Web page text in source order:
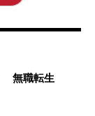
無職転生